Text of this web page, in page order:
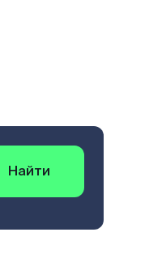
Найти